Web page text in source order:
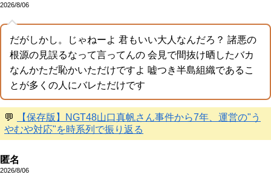
2026/8/06
だがしかし。じゃねーよ 君もいい大人なんだろ？ 諸悪の
根源の見誤るなって言ってんの 会見で間抜け晒したバカ
なんかただ恥かいただけですよ 嘘つき半島組織であるこ
とが多くの人にバレただけです
💬
【保存版】NGT48山口真帆さん事件から7年、運営の"う
やむや対応"を時系列で振り返る
匿名
2026/8/06